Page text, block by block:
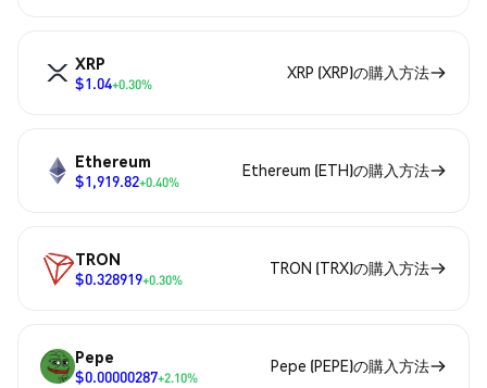
XRP
$1.04+0.30%
XRP (XRP)の購入方法
Ethereum
$1,919.82+0.40%
Ethereum (ETH)の購入方法
TRON
$0.328919+0.30%
TRON (TRX)の購入方法
Pepe
$0.00000287+2.10%
Pepe (PEPE)の購入方法